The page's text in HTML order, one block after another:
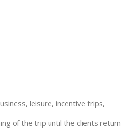
leisure, incentive trips,
of the trip until the clients return